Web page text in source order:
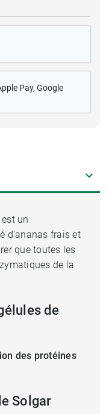
Pay, Google
un
d'ananas frais et
que toutes les
de la
de
des protéines
Solgar